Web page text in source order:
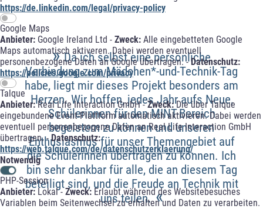
https://de.linkedin.com/legal/privacy-policy
Google Maps
Anbieter: Google Ireland Ltd - Zweck: Alle eingebetteten Google
Maps automatisch aktiveren. Dabei werden eventuell
personenbezogene Daten an Google übertragen. -Datenschutz:
https://policies.google.com/privacy
Talque
Anbieter:Real Life Interaction GmbH -Zweck:Die über Talque
eingebundene Event-Plattform automatisch aktivieren. Dabei werden
eventuell personenbezogene Daten an Real Life Interaction GmbH
übertragen. -Datenschutz:
https://web.talque.com/de/datenschutzerklaerung/
Notwendig
PHP-Session
Anbieter:Lokal -Zweck: Erlaubt während des Websitebesuches
Variablen beim Seitenwechsel zu erhalten und Daten zu verarbeiten.
»Da ich selbst eine persönliche
Verbindung zum Mädchen*-und-Technik-Tag
habe, liegt mir dieses Projekt besonders am
Herzen. Wir hoffen, jedes Jahr aufs Neue,
Schülerinnen für den MINT-Bereich
begeistern zu können und unseren
Enthusiasmus für unser Themengebiet auf
die Schülerinnen übertragen zu können. Ich
bin sehr dankbar für alle, die an diesem Tag
beteiligt sind, und die Freude an Technik mit
uns teilen.«